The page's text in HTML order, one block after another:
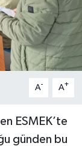
A- A+
ESMEK’te
günden bu